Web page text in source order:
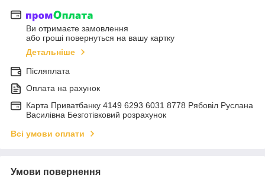
Ви отримаєте замовлення
або гроші повернуться на вашу картку
Детальніше
Післяплата
Оплата на рахунок
Карта Приватбанку 4149 6293 6031 8778 Рябовіл Руслана
Василівна Безготівковий розрахунок
Всі умови оплати
Умови повернення